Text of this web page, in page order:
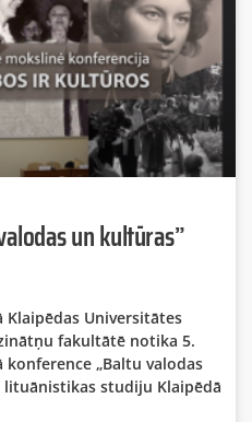
un kultūras”
Klaipēdas Universitātes
fakultātē notika 5.
„Baltu valodas
studiju Klaipēdā